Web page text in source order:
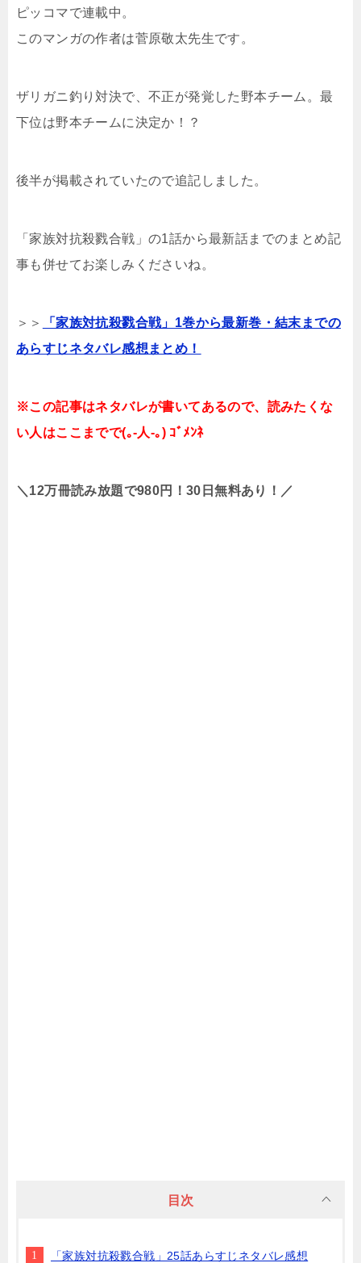
ピッコマで連載中。
このマンガの作者は菅原敬太先生です。
ザリガニ釣り対決で、不正が発覚した野本チーム。最
下位は野本チームに決定か！？
後半が掲載されていたので追記しました。
「家族対抗殺戮合戦」の1話から最新話までのまとめ記
事も併せてお楽しみくださいね。
＞＞
「家族対抗殺戮合戦」1巻から最新巻・結末までの
あらすじネタバレ感想まとめ！
※この記事はネタバレが書いてあるので、読みたくな
い人はここまでで(｡-人-｡) ｺﾞﾒﾝﾈ
＼12万冊読み放題で980円！30日無料あり！／
目次
「家族対抗殺戮合戦」25話あらすじネタバレ感想